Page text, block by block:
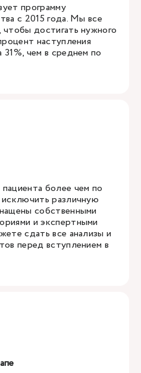
программу
с 2015 года. Мы все
достигать нужного
наступления
чем в среднем по
более чем по
различную
собственными
и экспертными
сдать все анализы и
перед вступлением в